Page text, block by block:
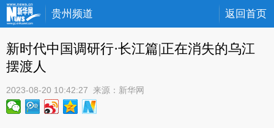
贵州频道 返回首页
新时代中国调研行·长江篇|正在消失的乌江
摆渡人
2023-08-20 10:42:27 来源： 新华网